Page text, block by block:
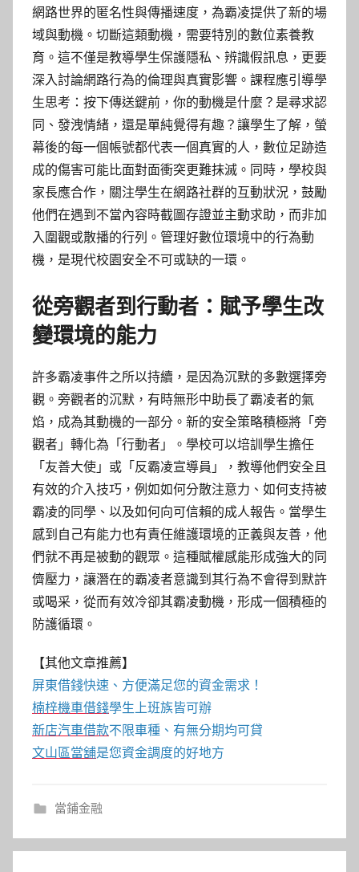
網路世界的匿名性與傳播速度，為霸凌提供了新的場
域與動機。切斷這類動機，需要特別的數位素養教
育。這不僅是教導學生保護隱私、辨識假訊息，更要
深入討論網路行為的倫理與真實影響。課程應引導學
生思考：按下傳送鍵前，你的動機是什麼？是尋求認
同、發洩情緒，還是單純覺得有趣？讓學生了解，螢
幕後的每一個帳號都代表一個真實的人，數位足跡造
成的傷害可能比面對面衝突更難抹滅。同時，學校與
家長應合作，關注學生在網路社群的互動狀況，鼓勵
他們在遇到不當內容時截圖存證並主動求助，而非加
入圍觀或散播的行列。管理好數位環境中的行為動
機，是現代校園安全不可或缺的一環。
從旁觀者到行動者：賦予學生改
變環境的能力
許多霸凌事件之所以持續，是因為沉默的多數選擇旁
觀。旁觀者的沉默，有時無形中助長了霸凌者的氣
焰，成為其動機的一部分。新的安全策略積極將「旁
觀者」轉化為「行動者」。學校可以培訓學生擔任
「友善大使」或「反霸凌宣導員」，教導他們安全且
有效的介入技巧，例如如何分散注意力、如何支持被
霸凌的同學、以及如何向可信賴的成人報告。當學生
感到自己有能力也有責任維護環境的正義與友善，他
們就不再是被動的觀眾。這種賦權感能形成強大的同
儕壓力，讓潛在的霸凌者意識到其行為不會得到默許
或喝采，從而有效冷卻其霸凌動機，形成一個積極的
防護循環。
【其他文章推薦】
屏東借錢快速、方便滿足您的資金需求！
楠梓機車借錢學生上班族皆可辦
新店汽車借款不限車種、有無分期均可貸
文山區當舖是您資金調度的好地方
當鋪金融